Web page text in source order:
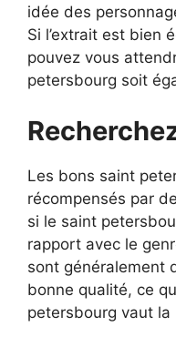
idée des
Si l’extrait est bien
pouvez vous
petersbourg soit
Les bons saint
récompensés par
si le saint
rapport avec le
sont généralement
bonne qualité, ce
petersbourg vaut la